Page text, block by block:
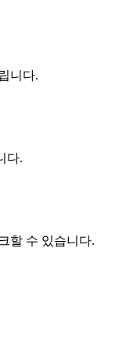
니다.
다.
할 수 있습니다.